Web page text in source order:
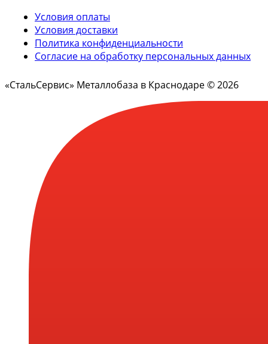
Условия оплаты
Условия доставки
Политика конфиденциальности
Согласие на обработку персональных данных
«СтальСервис» Металлобаза в Краснодаре © 2026